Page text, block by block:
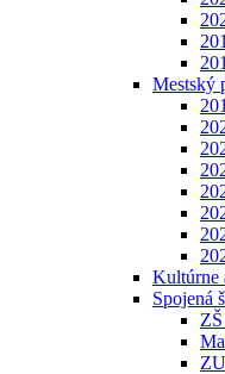
Mestský
Kultúrne
Spojená